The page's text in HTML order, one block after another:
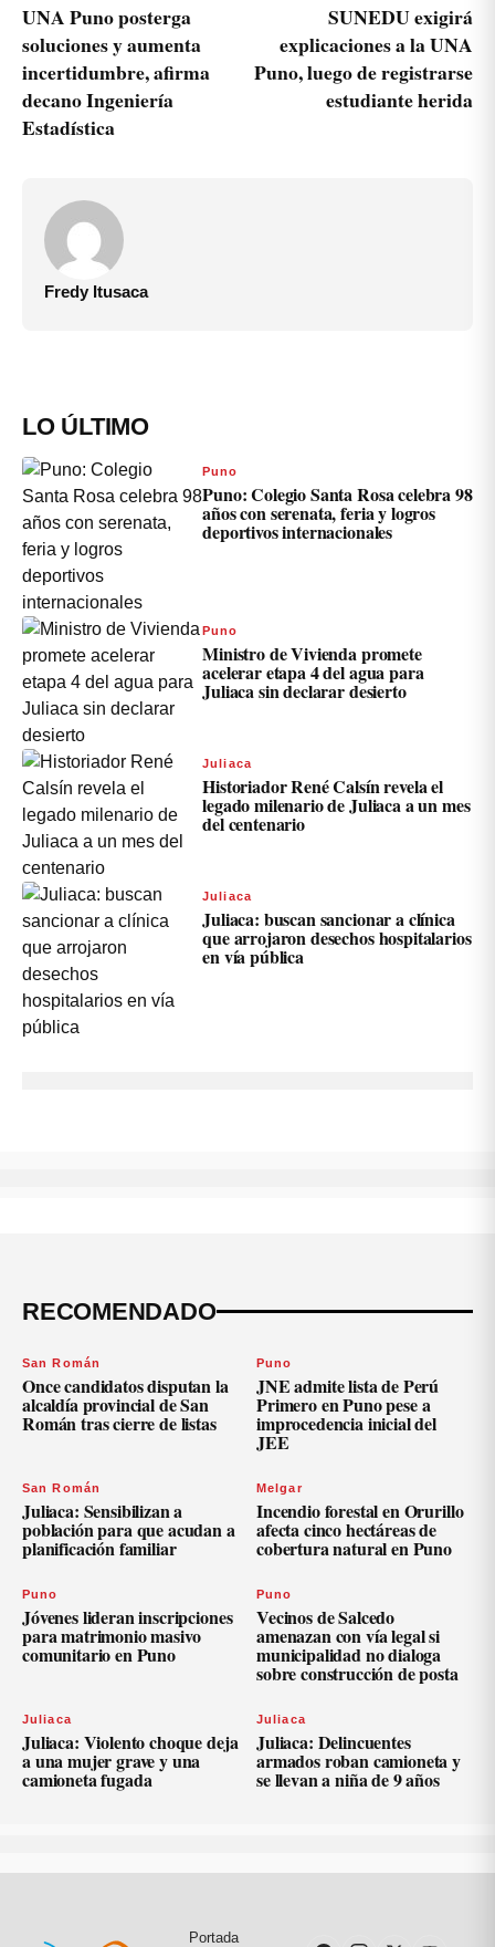
UNA Puno posterga
soluciones y aumenta
incertidumbre, afirma
decano Ingeniería
Estadística
SUNEDU exigirá
explicaciones a la UNA
Puno, luego de registrarse
estudiante herida
Fredy Itusaca
LO ÚLTIMO
Puno
Puno: Colegio Santa Rosa celebra 98
años con serenata, feria y logros
deportivos internacionales
Puno
Ministro de Vivienda promete
acelerar etapa 4 del agua para
Juliaca sin declarar desierto
Juliaca
Historiador René Calsín revela el
legado milenario de Juliaca a un mes
del centenario
Juliaca
Juliaca: buscan sancionar a clínica
que arrojaron desechos hospitalarios
en vía pública
RECOMENDADO
San Román
Once candidatos disputan la
alcaldía provincial de San
Román tras cierre de listas
Puno
JNE admite lista de Perú
Primero en Puno pese a
improcedencia inicial del
JEE
San Román
Juliaca: Sensibilizan a
población para que acudan a
planificación familiar
Melgar
Incendio forestal en Orurillo
afecta cinco hectáreas de
cobertura natural en Puno
Puno
Jóvenes lideran inscripciones
para matrimonio masivo
comunitario en Puno
Puno
Vecinos de Salcedo
amenazan con vía legal si
municipalidad no dialoga
sobre construcción de posta
Juliaca
Juliaca: Violento choque deja
a una mujer grave y una
camioneta fugada
Juliaca
Juliaca: Delincuentes
armados roban camioneta y
se llevan a niña de 9 años
Portada